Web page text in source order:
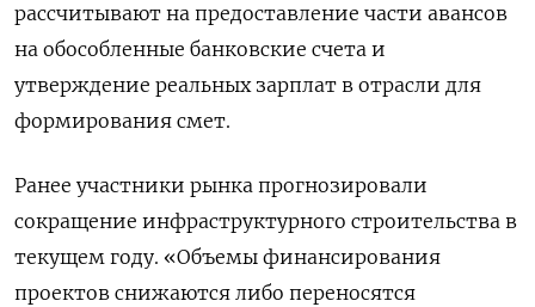
рассчитывают на предоставление части авансов
на обособленные банковские счета и
утверждение реальных зарплат в отрасли для
формирования смет.
Ранее участники рынка прогнозировали
сокращение инфраструктурного строительства в
текущем году. «Объемы финансирования
проектов снижаются либо переносятся